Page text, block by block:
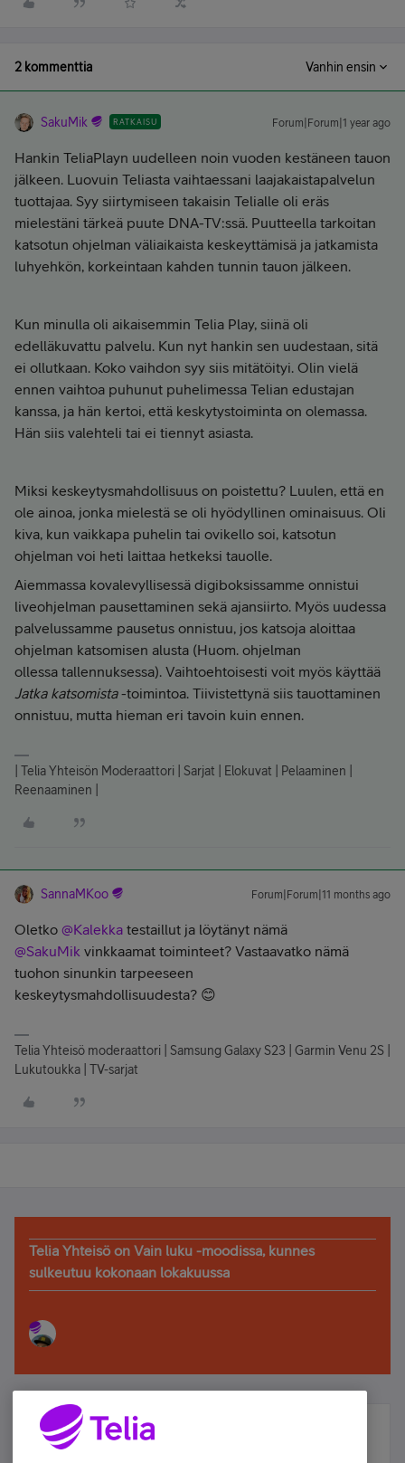
2 kommenttia Vanhin ensin
SakuMik RATKAISU Forum|Forum|1 year ago
Hankin TeliaPlayn uudelleen noin vuoden kestäneen tauon
jälkeen. Luovuin Teliasta vaihtaessani laajakaistapalvelun
tuottajaa. Syy siirtymiseen takaisin Telialle oli eräs
mielestäni tärkeä puute DNA-TV:ssä. Puutteella tarkoitan
katsotun ohjelman väliaikaista keskeyttämisä ja jatkamista
luhyehkön, korkeintaan kahden tunnin tauon jälkeen.
Kun minulla oli aikaisemmin Telia Play, siinä oli
edelläkuvattu palvelu. Kun nyt hankin sen uudestaan, sitä
ei ollutkaan. Koko vaihdon syy siis mitätöityi. Olin vielä
ennen vaihtoa puhunut puhelimessa Telian edustajan
kanssa, ja hän kertoi, että keskytystoiminta on olemassa.
Hän siis valehteli tai ei tiennyt asiasta.
Miksi keskeytysmahdollisuus on poistettu? Luulen, että en
ole ainoa, jonka mielestä se oli hyödyllinen ominaisuus. Oli
kiva, kun vaikkapa puhelin tai ovikello soi, katsotun
ohjelman voi heti laittaa hetkeksi tauolle.
Aiemmassa kovalevyllisessä digiboksissamme onnistui
liveohjelman pausettaminen sekä ajansiirto. Myös uudessa
palvelussamme pausetus onnistuu, jos katsoja aloittaa
ohjelman katsomisen alusta (Huom. ohjelman
ollessa tallennuksessa). Vaihtoehtoisesti voit myös käyttää
Jatka katsomista-toimintoa. Tiivistettynä siis tauottaminen
onnistuu, mutta hieman eri tavoin kuin ennen.
| Telia Yhteisön Moderaattori | Sarjat | Elokuvat | Pelaaminen |
Reenaaminen |
SannaMKoo Forum|Forum|11 months ago
Oletko ​ @Kalekka testaillut ja löytänyt nämä ​
@SakuMik vinkkaamat toiminteet? Vastaavatko nämä
tuohon sinunkin tarpeeseen
keskeytysmahdollisuudesta? 😊
Telia Yhteisö moderaattori | Samsung Galaxy S23 | Garmin Venu 2S |
Lukutoukka | TV-sarjat
Telia Yhteisö on Vain luku -moodissa, kunnes
sulkeutuu kokonaan lokakuussa
Älä jää paitsi – osallistu ja voita!